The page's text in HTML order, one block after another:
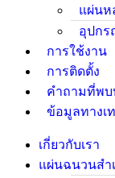
แผ่นห
อุปกร
การใช้งาน
การติดตั้ง
คำถามที่พบ
ข้อมูลทางเ
เกี่ยวกับเรา
แผ่นฉนวนสำ